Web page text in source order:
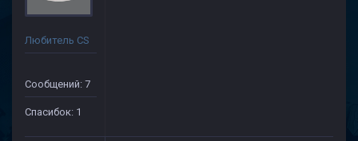
Любитель CS
Сообщений: 7
Спасибок: 1